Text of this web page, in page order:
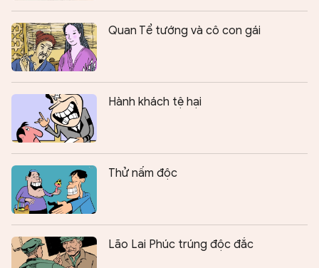
Quan Tể tướng và cô con gái
Hành khách tệ hại
Thử nấm độc
Lão Lai Phúc trúng độc đắc